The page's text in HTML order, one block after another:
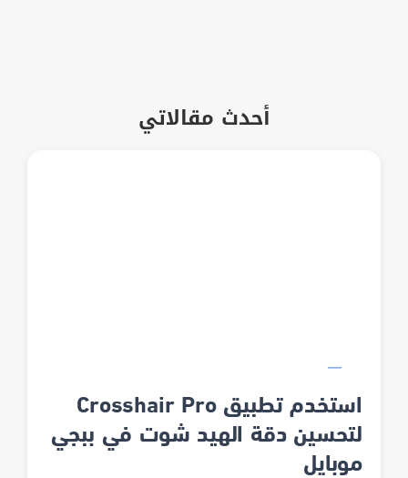
أحدث مقالاتي
استخدم تطبيق Crosshair Pro
لتحسين دقة الهيد شوت في ببجي
موبايل